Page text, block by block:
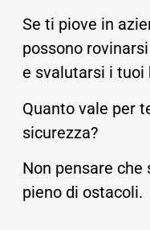
Se ti piove in
possono
e svalutarsi i tuoi
Quanto vale per
sicurezza?
Non pensare
pieno di ostacoli.